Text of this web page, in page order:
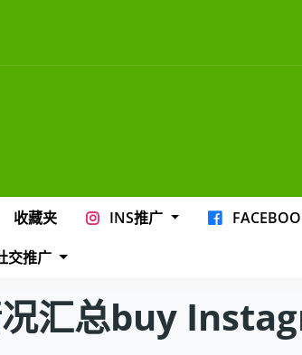
收藏夹 INS推广
交推广
况汇总buy